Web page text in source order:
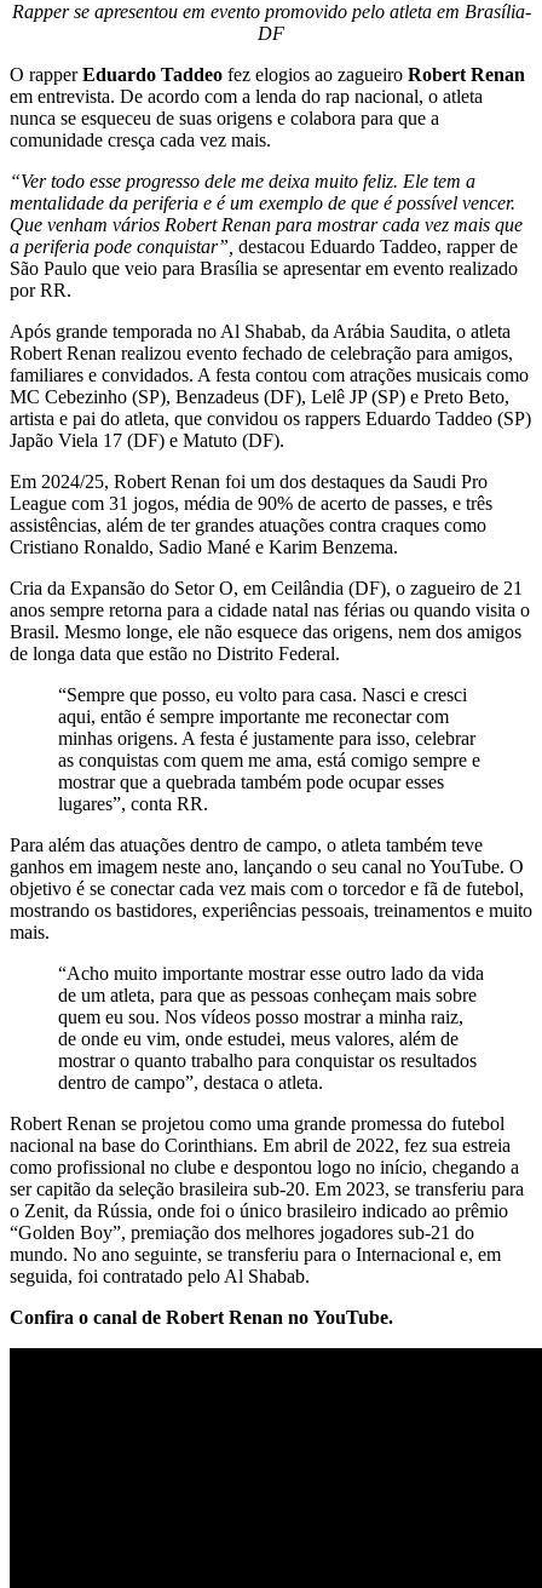
Rapper se apresentou em evento promovido pelo atleta em Brasília-
DF
O rapperEduardo Taddeo fez elogios ao zagueiro Robert Renan
em entrevista. De acordo com a lenda do rap nacional, o atleta
nunca se esqueceu de suas origens e colabora para que a
comunidade cresça cada vez mais.
“Ver todo esse progresso dele me deixa muito feliz. Ele tem a
mentalidade da periferia e é um exemplo de que é possível vencer.
Que venham vários Robert Renan para mostrar cada vez mais que
a periferia pode conquistar”, destacou Eduardo Taddeo, rapper de
São Paulo que veio para Brasília se apresentar em evento realizado
por RR.
Após grande temporada no Al Shabab, da Arábia Saudita, o atleta
Robert Renan realizou evento fechado de celebração para amigos,
familiares e convidados. A festa contou com atrações musicais como
MC Cebezinho (SP), Benzadeus (DF), Lelê JP (SP) e Preto Beto,
artista e pai do atleta, que convidou os rappers Eduardo Taddeo (SP)
Japão Viela 17 (DF) e Matuto (DF).
Em 2024/25, Robert Renan foi um dos destaques da Saudi Pro
League com 31 jogos, média de 90% de acerto de passes, e três
assistências, além de ter grandes atuações contra craques como
Cristiano Ronaldo, Sadio Mané e Karim Benzema.
Cria da Expansão do Setor O, em Ceilândia (DF), o zagueiro de 21
anos sempre retorna para a cidade natal nas férias ou quando visita o
Brasil. Mesmo longe, ele não esquece das origens, nem dos amigos
de longa data que estão no Distrito Federal.
“Sempre que posso, eu volto para casa. Nasci e cresci
aqui, então é sempre importante me reconectar com
minhas origens. A festa é justamente para isso, celebrar
as conquistas com quem me ama, está comigo sempre e
mostrar que a quebrada também pode ocupar esses
lugares”, conta RR.
Para além das atuações dentro de campo, o atleta também teve
ganhos em imagem neste ano, lançando o seu canal no YouTube. O
objetivo é se conectar cada vez mais com o torcedor e fã de futebol,
mostrando os bastidores, experiências pessoais, treinamentos e muito
mais.
“Acho muito importante mostrar esse outro lado da vida
de um atleta, para que as pessoas conheçam mais sobre
quem eu sou. Nos vídeos posso mostrar a minha raiz,
de onde eu vim, onde estudei, meus valores, além de
mostrar o quanto trabalho para conquistar os resultados
dentro de campo”, destaca o atleta.
Robert Renan se projetou como uma grande promessa do futebol
nacional na base do Corinthians. Em abril de 2022, fez sua estreia
como profissional no clube e despontou logo no início, chegando a
ser capitão da seleção brasileira sub-20. Em 2023, se transferiu para
o Zenit, da Rússia, onde foi o único brasileiro indicado ao prêmio
“Golden Boy”, premiação dos melhores jogadores sub-21 do
mundo. No ano seguinte, se transferiu para o Internacional e, em
seguida, foi contratado pelo Al Shabab.
Confira o canal de Robert Renan no YouTube.